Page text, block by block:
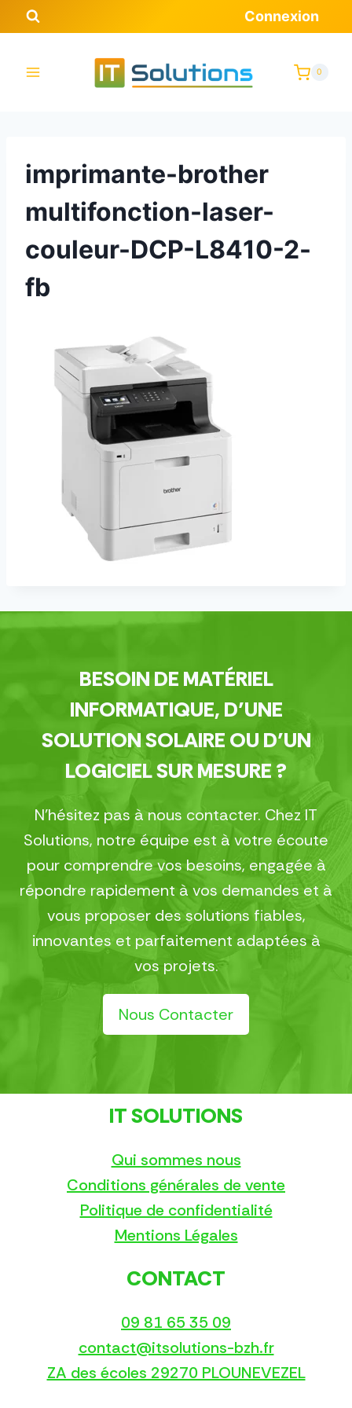
Aller
au
Connexion
0
imprimante-brother
multifonction-laser-
couleur-DCP-L8410-2-
fb
BESOIN DE MATÉRIEL
INFORMATIQUE, D’UNE
SOLUTION SOLAIRE OU D’UN
LOGICIEL SUR MESURE ?
N’hésitez pas à nous contacter. Chez IT
Solutions, notre équipe est à votre écoute
pour comprendre vos besoins, engagée à
répondre rapidement à vos demandes et à
vous proposer des solutions fiables,
innovantes et parfaitement adaptées à
vos projets.
Nous Contacter
IT SOLUTIONS
Qui sommes nous
Conditions générales de vente
Politique de confidentialité
Mentions Légales
CONTACT
09 81 65 35 09
contact@itsolutions-bzh.fr
ZA des écoles 29270 PLOUNEVEZEL